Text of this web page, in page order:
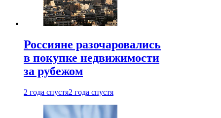
Россияне разочаровались
в покупке недвижимости
за рубежом
2 года спустя2 года спустя